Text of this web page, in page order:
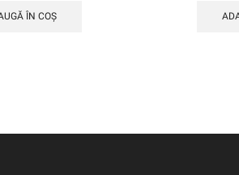
ÎN COȘ